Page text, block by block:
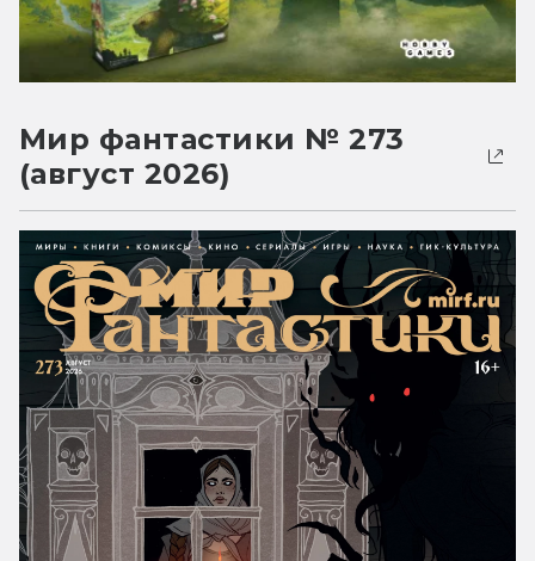
Мир фантастики № 273
(август 2026)